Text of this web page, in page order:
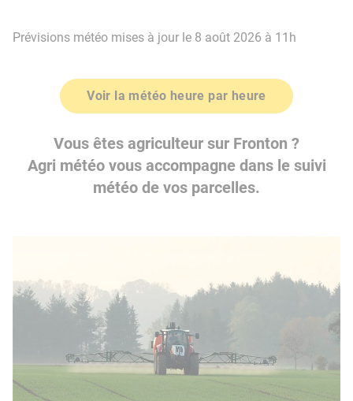
Prévisions météo mises à jour le 8 août 2026 à 11h
Voir la météo heure par heure
Vous êtes agriculteur sur Fronton ?
Agri météo vous accompagne dans le suivi
météo de vos parcelles.